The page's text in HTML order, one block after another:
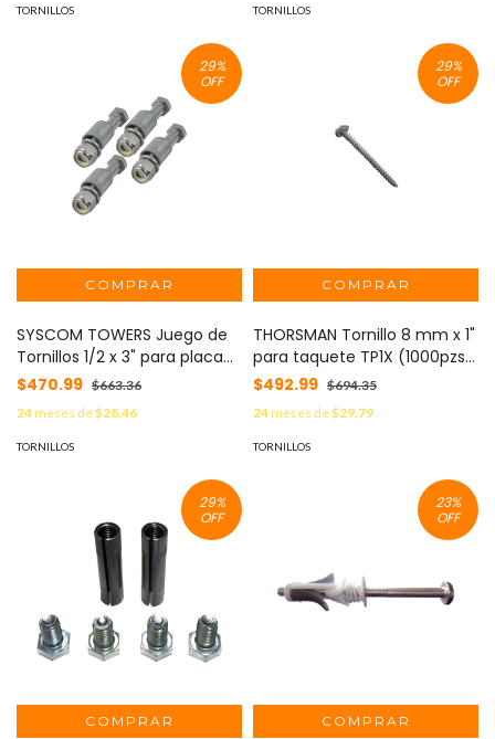
TORNILLOS TORNILLOS
29%
OFF
SYSCOM TOWERS Juego de
Tornillos 1/2 x 3" para placa
Igualadora SJP3. MOD: SJ-
$470.99 $663.36
24meses de$28.46
TORNILLOS
29%
OFF
THORSMAN Tornillo 8 mm x 1"
para taquete TP1X (1000pzs)
(1392-00202) MOD: TH-TP-
$492.99 $694.35
24meses de$29.79
TORNILLOS
29%
OFF
23%
OFF